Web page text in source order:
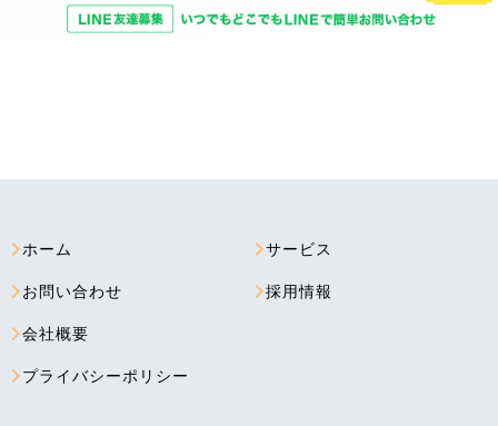
ホーム
お問い合わせ
会社概要
プライバシーポリシー
サービス
採用情報